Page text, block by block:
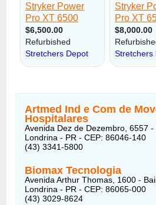
Artmed Ind e Com de
Hospitalares
Avenida Dez de Dezembro, 6557
Londrina - PR - CEP: 86046-140
(43) 3341-5800
Biomax Tecnologia
Avenida Arthur Thomas, 1600 -
Londrina - PR - CEP: 86065-000
(43) 3029-8624